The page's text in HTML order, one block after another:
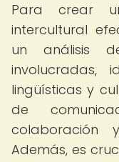
Para crear
intercultural
un análisis
involucradas,
lingüísticas y
de
colaboración
Además, es